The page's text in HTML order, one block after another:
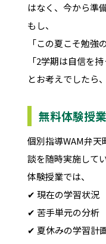
はなく、今から準
もし、
「この夏こそ勉強
「2学期は自信を
とお考えでしたら
無料体験授
個別指導WAM弁
談を随時実施してい
体験授業では、
✔ 現在の学習状況
✔ 苦手単元の分析
✔ 夏休みの学習計